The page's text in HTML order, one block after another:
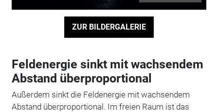
ZUR BILDERGALERIE
Feldenergie sinkt mit wachsendem
Abstand überproportional
Außerdem sinkt die Feldenergie mit wachsendem
Abstand überproportional. Im freien Raum ist das